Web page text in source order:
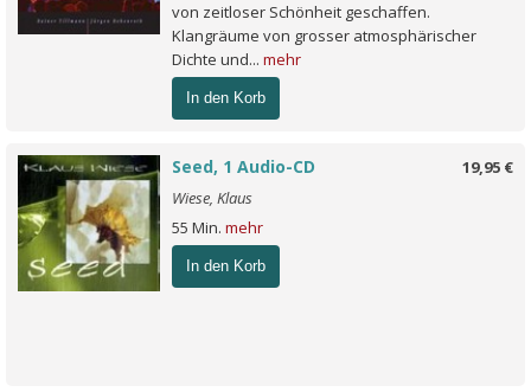
von zeitloser Schönheit geschaffen.
Klangräume von grosser atmosphärischer
Dichte und... mehr
In den Korb
19,95 €
Seed, 1 Audio-CD
Wiese, Klaus
55 Min. mehr
In den Korb